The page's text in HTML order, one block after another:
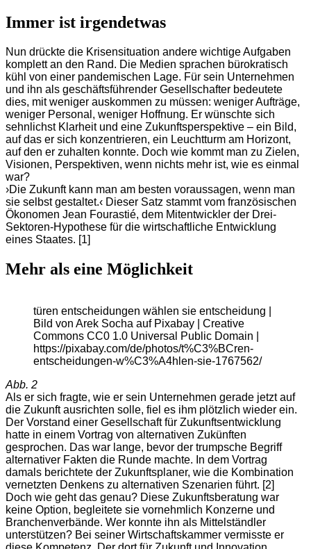
Immer ist irgendetwas
Nun drückte die Krisensituation andere wichtige Aufgaben
komplett an den Rand. Die Medien sprachen bürokratisch
kühl von einer pandemischen Lage. Für sein Unternehmen
und ihn als geschäftsführender Gesellschafter bedeutete
dies, mit weniger auskommen zu müssen: weniger Aufträge,
weniger Personal, weniger Hoffnung. Er wünschte sich
sehnlichst Klarheit und eine Zukunftsperspektive – ein Bild,
auf das er sich konzentrieren, ein Leuchtturm am Horizont,
auf den er zuhalten konnte. Doch wie kommt man zu Zielen,
Visionen, Perspektiven, wenn nichts mehr ist, wie es einmal
war?
›Die Zukunft kann man am besten voraussagen, wenn man
sie selbst gestaltet.‹ Dieser Satz stammt vom französischen
Ökonomen Jean Fourastié, dem Mitentwickler der Drei-
Sektoren-Hypothese für die wirtschaftliche Entwicklung
eines Staates. [1]
Mehr als eine Möglichkeit
türen entscheidungen wählen sie entscheidung |
Bild von Arek Socha auf Pixabay | Creative
Commons CC0 1.0 Universal Public Domain |
https://pixabay.com/de/photos/t%C3%BCren-
entscheidungen-w%C3%A4hlen-sie-1767562/
Abb. 2
Als er sich fragte, wie er sein Unternehmen gerade jetzt auf
die Zukunft ausrichten solle, fiel es ihm plötzlich wieder ein.
Der Vorstand einer Gesellschaft für Zukunftsentwicklung
hatte in einem Vortrag von alternativen Zukünften
gesprochen. Das war lange, bevor der trumpsche Begriff
alternativer Fakten die Runde machte. In dem Vortrag
damals berichtete der Zukunftsplaner, wie die Kombination
vernetzten Denkens zu alternativen Szenarien führt. [2]
Doch wie geht das genau? Diese Zukunftsberatung war
keine Option, begleitete sie vornehmlich Konzerne und
Branchenverbände. Wer konnte ihn als Mittelständler
unterstützen? Bei seiner Wirtschaftskammer vermisste er